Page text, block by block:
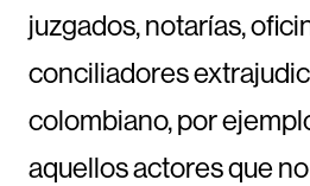
juzgados, notarías,
conciliadores
colombiano, por
aquellos actores que